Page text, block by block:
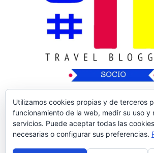
Copyright © 2026Nos Vamos de
Utilizamos cookies propias y de terceros
funcionamiento de la web, medir su uso y
servicios. Puede aceptar todas las
necesarias o configurar sus preferencias.